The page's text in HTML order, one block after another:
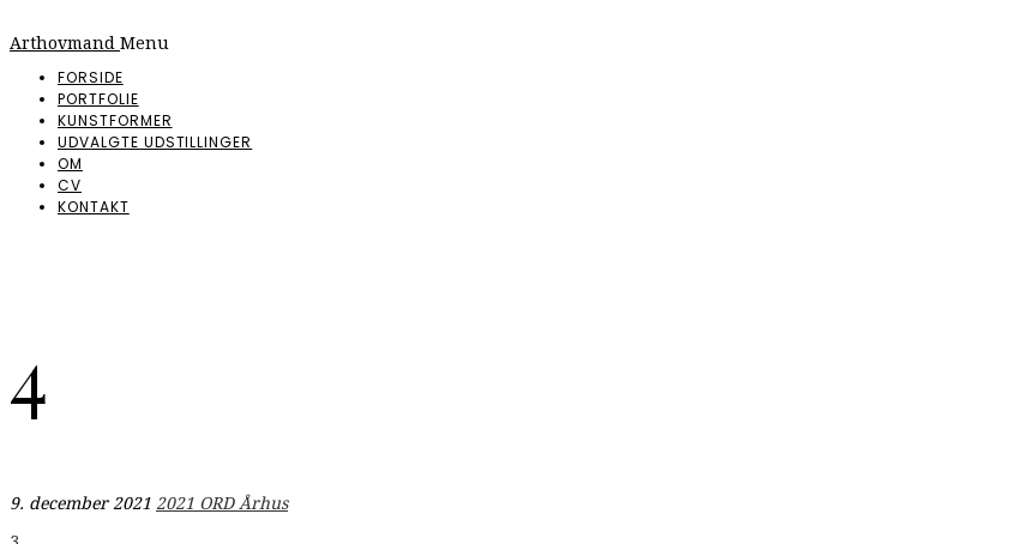
Arthovmand Menu
FORSIDE
PORTFOLIE
KUNSTFORMER
UDVALGTE UDSTILLINGER
OM
CV
KONTAKT
4
9. december 2021 2021 ORD Århus